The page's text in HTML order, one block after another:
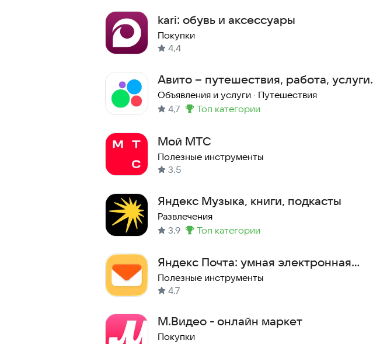
kari: обувь и аксессуары
Покупки
4,4
Авито – путешествия, работа, услуги,
авто
Объявления и услуги · Путешествия
4,7
Метка :
топ категории
Мой МТС
Полезные инструменты
3,5
Яндекс Музыка, книги, подкасты
Развлечения
3,9
Метка :
топ категории
Яндекс Почта: умная электронная
почта, облако
Полезные инструменты
4,7
М.Видео - онлайн маркет
Покупки